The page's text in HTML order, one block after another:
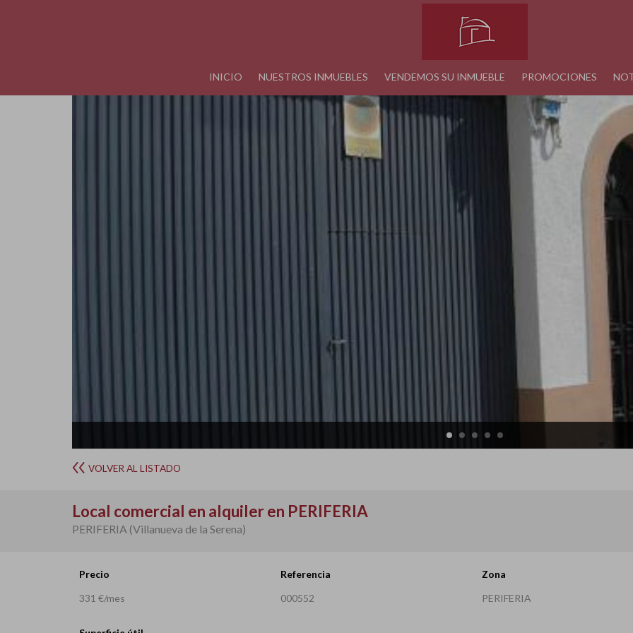
INICIO NUESTROS INMUEBLES VENDEMOS SU INMUEBLE PROMOCIONES
VOLVER AL LISTADO
Local comercial en alquiler en PERIFERIA
PERIFERIA (Villanueva de la Serena)
Precio
331 €/mes
Referencia
000552
Zona
PERIFERIA